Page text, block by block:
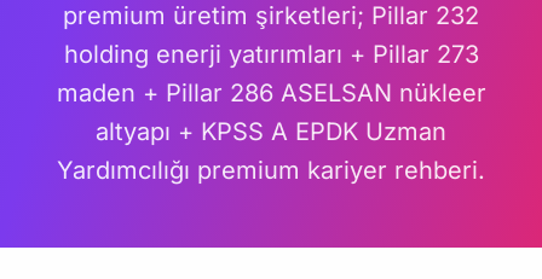
premium üretim şirketleri; Pillar 232
holding enerji yatırımları + Pillar 273
maden + Pillar 286 ASELSAN nükleer
altyapı + KPSS A EPDK Uzman
Yardımcılığı premium kariyer rehberi.